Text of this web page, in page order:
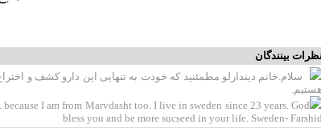
نظرات بینندگان
سلام.خانم دیندارلو مطمئنید که خودت به تنهایی این دارو کشف و
هستیم.
I am from Marvdasht too. I live in sweden since 23 years. God
bless you and be more sucseed in your life. Sweden- Farshid